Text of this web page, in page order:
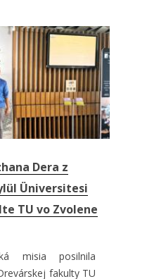
Dera z
Üniversitesi
TU vo Zvolene
misia posilnila
fakulty TU